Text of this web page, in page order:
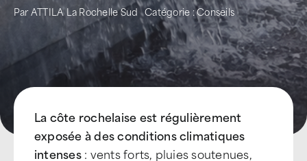
Devenir Franchisé
ParATTILA La Rochelle Sud Catégorie :Conseils
La côte rochelaise est régulièrement
exposée à des conditions climatiques
intenses: vents forts, pluies soutenues,